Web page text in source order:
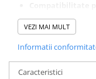
iPhone 14 Pro Max
iPhone 14 Pro
iPhone 14
(M1, A2485, 2021).
Kit complet de
Tip celule
: Li-
VEZI MAI MULT
Informatii
Caracteristici